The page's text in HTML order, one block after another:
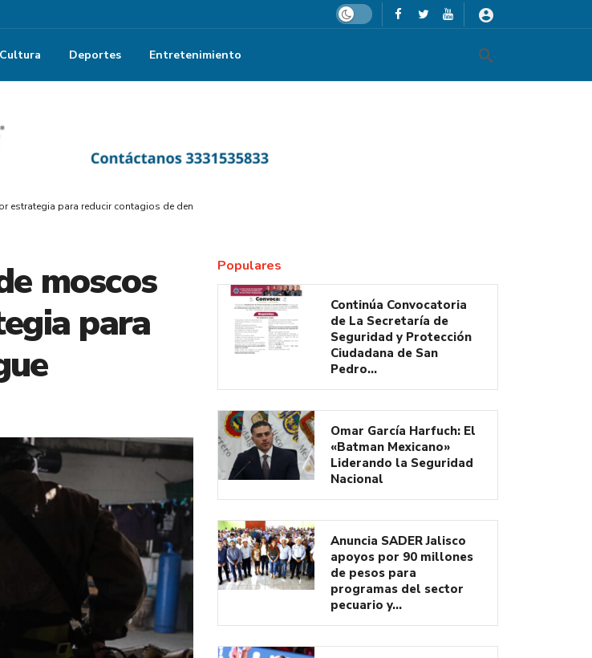
Dark mode
Cultura Deportes Entretenimiento
estrategia para reducir contagios de dengue
moscos
para
Populares
Continúa Convocatoria
de La Secretaría de
Seguridad y Protección
Ciudadana de San
Pedro…
Omar García Harfuch: El
«Batman Mexicano»
Liderando la Seguridad
Nacional
Anuncia SADER Jalisco
apoyos por 90 millones
de pesos para
programas del sector
pecuario y…